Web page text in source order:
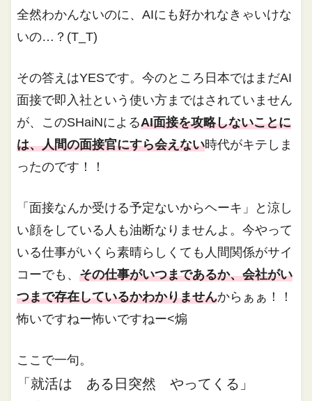
全然わかんないのに、AIにも好かれなきゃいけな
いの…？(T_T)
その答えはYESです。今のところ日本ではまだAI
面接で即入社という使い方まではされていません
が、このSHaiNによるAI面接を攻略しないことに
は、人間の面接官にすら会えない時代がキテしま
ったのです！！
「面接なんか受ける予定ないからヘーキ」と涼し
い顔をしている人も油断なりませんよ。今やって
いる仕事がいくら素晴らしくても人間関係がサイ
コーでも、その仕事がいつまであるか、会社がい
つまで存在しているかわかりませんからぁぁ！！
怖いですねー怖いですねー<煽
ここで一句。
「就活は ある日突然 やってくる」